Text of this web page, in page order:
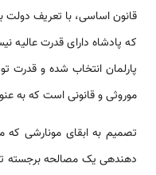
قانون اساسی، با تعریف
که پادشاه دارای قدرت
پارلمان انتخاب شده و قدرت
موروثی و قانونی است که به
تصمیم به ابقای مونارشی که
دهنده­ی یک مصالحه برجسته